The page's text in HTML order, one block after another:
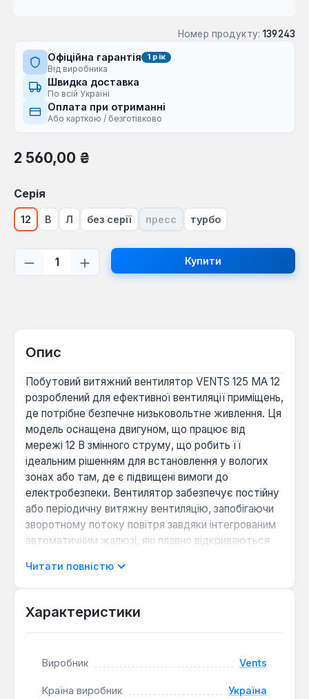
Номер продукту: 139243
Офіційна гарантія 1 рік
Від виробника
Швидка доставка
По всій Україні
Оплата при отриманні
Або карткою / безготівково
Звичайна ціна:
2 560,00 ₴
Виберіть
Серія
12 В Л без серії пресс(Ця опція наразі недоступна.)
турбо
Кількість товару: Введіть потрібну
Купити
Опис
Побутовий витяжний вентилятор VENTS 125 МА 12
розроблений для ефективної вентиляції приміщень,
де потрібне безпечне низьковольтне живлення. Ця
модель оснащена двигуном, що працює від
мережі 12 В змінного струму, що робить її
ідеальним рішенням для встановлення у вологих
зонах або там, де є підвищені вимоги до
електробезпеки. Вентилятор забезпечує постійну
або періодичну витяжну вентиляцію, запобігаючи
зворотному потоку повітря завдяки інтегрованим
автоматичним жалюзі, які плавно відкриваються
термоелектроприводу.
Корпус та крильчатка пристрою виготовлені з
гарантує збереження естетичного вигляду та
конструкція крильчатки сприяє високій
Читати повністю
Характеристики
Виробник Vents
Країна виробник Україна